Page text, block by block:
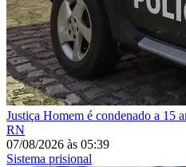
Justiça Homem é condenado a 15
RN
07/08/2026 às 05:39
Sistema prisional